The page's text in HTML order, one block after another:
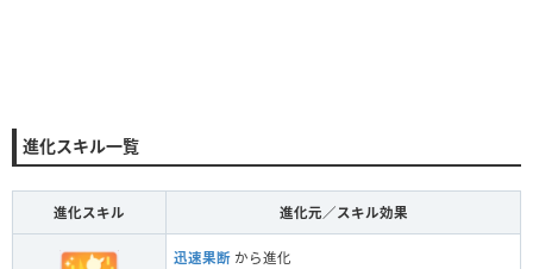
進化スキル一覧
進化スキル 進化元／スキル効果
迅速果断 から進化